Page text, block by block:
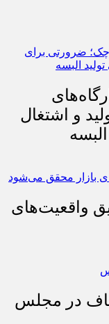
و اشتغال
واقعیت‌های
در مجلس